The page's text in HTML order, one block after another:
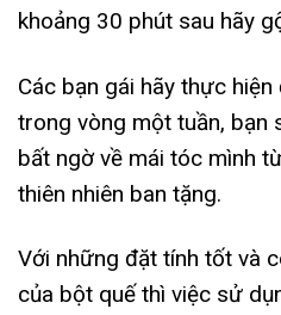
khoảng 30 phút sau hãy
Các bạn gái hãy thực
trong vòng một tuần, bạn
bất ngờ về mái tóc mình
thiên nhiên ban tặng.
Với những đặt tính tốt và
của bột quế thì việc sử